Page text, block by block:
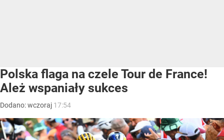
Polska flaga na czele Tour de France!
Ależ wspaniały sukces
Dodano:wczoraj 17:54